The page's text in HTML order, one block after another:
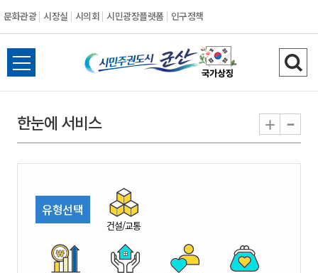
문화관광 시장실 시의회 시민광장플랫폼 인구정책
시
민
권
시
전
체
뉴
열
검
색
기
한눈에 서비스 + -
유형선택
건설/교통